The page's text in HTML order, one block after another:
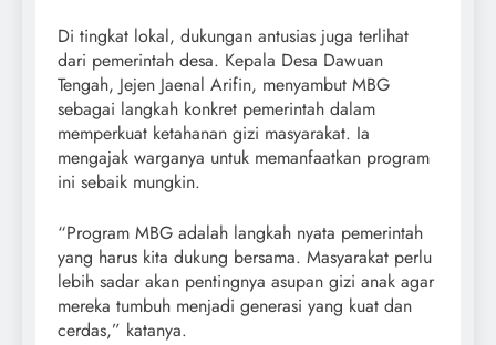
Di tingkat lokal, dukungan antusias juga terlihat
dari pemerintah desa. Kepala Desa Dawuan
Tengah, Jejen Jaenal Arifin, menyambut MBG
sebagai langkah konkret pemerintah dalam
memperkuat ketahanan gizi masyarakat. Ia
mengajak warganya untuk memanfaatkan program
ini sebaik mungkin.
“Program MBG adalah langkah nyata pemerintah
yang harus kita dukung bersama. Masyarakat perlu
lebih sadar akan pentingnya asupan gizi anak agar
mereka tumbuh menjadi generasi yang kuat dan
cerdas,” katanya.